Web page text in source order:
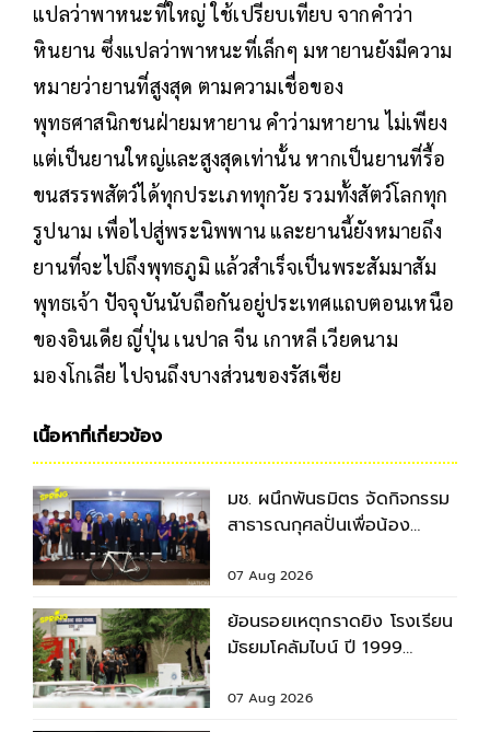
แปลว่าพาหนะที่ใหญ่ ใช้เปรียบเทียบ จากคำว่า
หินยาน ซึ่งแปลว่าพาหนะที่เล็กๆ มหายานยังมีความ
หมายว่ายานที่สูงสุด ตามความเชื่อของ
พุทธศาสนิกชนฝ่ายมหายาน คำว่ามหายาน ไม่เพียง
แต่เป็นยานใหญ่และสูงสุดเท่านั้น หากเป็นยานที่รื้อ
ขนสรรพสัตว์ได้ทุกประเภททุกวัย รวมทั้งสัตว์โลกทุก
รูปนาม เพื่อไปสู่พระนิพพาน และยานนี้ยังหมายถึง
ยานที่จะไปถึงพุทธภูมิ แล้วสำเร็จเป็นพระสัมมาสัม
พุทธเจ้า ปัจจุบันนับถือกันอยู่ประเทศแถบตอนเหนือ
ของอินเดีย ญี่ปุ่น เนปาล จีน เกาหลี เวียดนาม
มองโกเลีย ไปจนถึงบางส่วนของรัสเซีย
เนื้อหาที่เกี่ยวข้อง
มช. ผนึกพันธมิตร จัดกิจกรรม
สาธารณกุศลปั่นเพื่อน้อง
07 Aug 2026
ย้อนรอยเหตุกราดยิง โรงเรียน
มัธยมโคลัมไบน์ ปี 1999
07 Aug 2026